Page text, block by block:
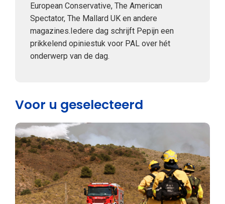
European Conservative, The American
Spectator, The Mallard UK en andere
magazines.Iedere dag schrijft Pepijn een
prikkelend opiniestuk voor PAL over hét
onderwerp van de dag.
Voor u geselecteerd